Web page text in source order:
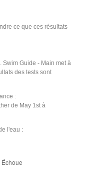
ce que ces résultats
Swim Guide - Main met à
des tests sont
:
de May 1st à
l'eau :